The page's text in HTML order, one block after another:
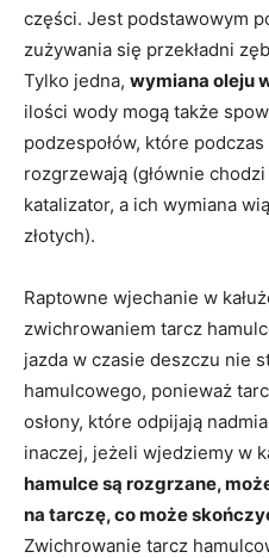
części. Jest podstawowym
zużywania się przekładni
Tylko jedna, wymiana oleju
ilości wody mogą także
podzespołów, które
rozgrzewają (głównie
katalizator, a ich wymiana
złotych).
Raptowne wjechanie w
zwichrowaniem tarcz
jazda w czasie deszczu nie
hamulcowego, ponieważ
osłony, które odpijają
inaczej, jeżeli wjedziemy w
hamulce są rozgrzane,
na tarczę, co może
Zwichrowanie tarcz